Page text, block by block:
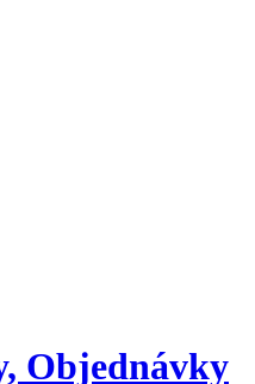
Objednávky